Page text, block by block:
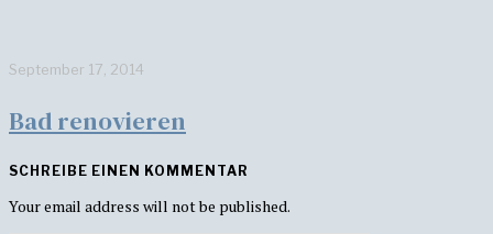
September 17, 2014
Bad renovieren
SCHREIBE EINEN KOMMENTAR
Your email address will not be published.